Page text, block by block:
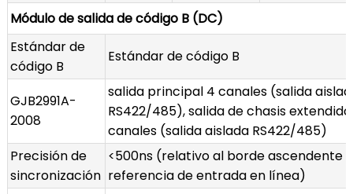
Módulo de salida de código B (DC)
Estándar de
código B
Estándar de código B
GJB2991A-
2008
salida principal 4 canales (salida
RS422/485), salida de chasis extendido
canales (salida aislada RS422/485)
Precisión de
sincronización
<500ns (relativo al borde ascendente
referencia de entrada en línea)